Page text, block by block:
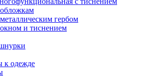
гербом
и тиснением
к одежде